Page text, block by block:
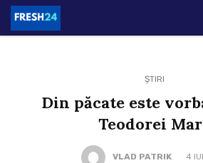
ȘTIRI
Din păcate este
Teodorei
VLAD PATRIK 4